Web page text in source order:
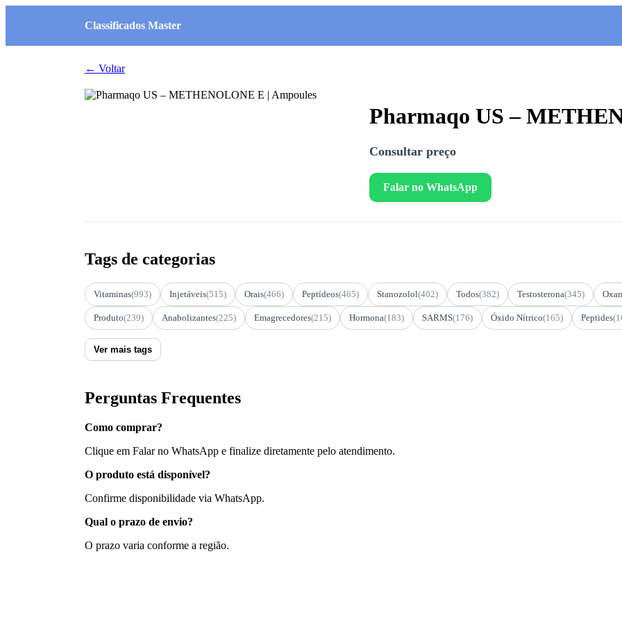
Classificados Master
← Voltar
Pharmaqo US –
Consultar preço
Falar no WhatsApp
Tags de categorias
Vitaminas(993) Injetáveis(515) Orais(466) Peptídeos(465) Stanozolol(402) Todos(382) Testosterona(345)
Produto(239) Anabolizantes(225) Emagrecedores(215) Hormona(183) SARMS(176) Óxido Nítrico(165) Peptides
Ver mais tags
Perguntas Frequentes
Como comprar?
Clique em Falar no WhatsApp e finalize diretamente pelo atendimento.
O produto está disponível?
Confirme disponibilidade via WhatsApp.
Qual o prazo de envio?
O prazo varia conforme a região.